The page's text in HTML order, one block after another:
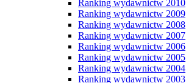
Ranking wydawnictw 2010
Ranking wydawnictw 2009
Ranking wydawnictw 2008
Ranking wydawnictw 2007
Ranking wydawnictw 2006
Ranking wydawnictw 2005
Ranking wydawnictw 2004
Ranking wydawnictw 2003